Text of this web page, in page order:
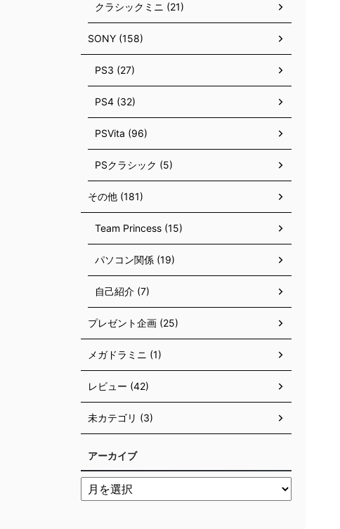
クラシックミニ (21)
SONY (158)
PS3 (27)
PS4 (32)
PSVita (96)
PSクラシック (5)
その他 (181)
Team Princess (15)
パソコン関係 (19)
自己紹介 (7)
プレゼント企画 (25)
メガドラミニ (1)
レビュー (42)
未カテゴリ (3)
アーカイブ